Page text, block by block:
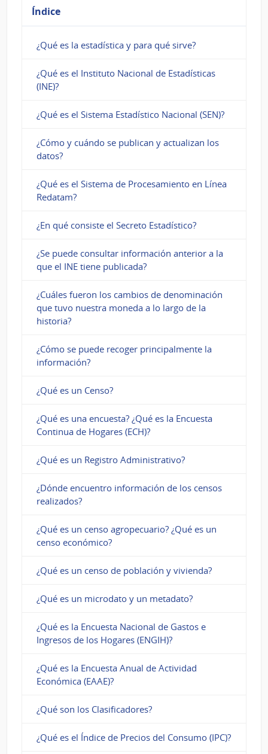
de
Volumen
Físico
Industria
Manufacturera
(IVFIM)?
Índice
¿Qué es la estadística y para qué sirve?
¿Qué es el Instituto Nacional de Estadísticas
(INE)?
¿Qué es el Sistema Estadístico Nacional (SEN)?
¿Cómo y cuándo se publican y actualizan los
datos?
¿Qué es el Sistema de Procesamiento en Línea
Redatam?
¿En qué consiste el Secreto Estadístico?
¿Se puede consultar información anterior a la
que el INE tiene publicada?
¿Cuáles fueron los cambios de denominación
que tuvo nuestra moneda a lo largo de la
historia?
¿Cómo se puede recoger principalmente la
información?
¿Qué es un Censo?
¿Qué es una encuesta? ¿Qué es la Encuesta
Continua de Hogares (ECH)?
¿Qué es un Registro Administrativo?
¿Dónde encuentro información de los censos
realizados?
¿Qué es un censo agropecuario? ¿Qué es un
censo económico?
¿Qué es un censo de población y vivienda?
¿Qué es un microdato y un metadato?
¿Qué es la Encuesta Nacional de Gastos e
Ingresos de los Hogares (ENGIH)?
¿Qué es la Encuesta Anual de Actividad
Económica (EAAE)?
¿Qué son los Clasificadores?
¿Qué es el Índice de Precios del Consumo (IPC)?